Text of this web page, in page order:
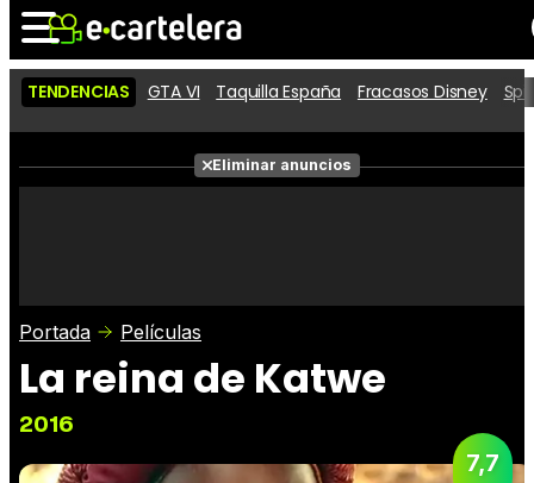
Noticias Cartelera
Películas
Críticas
TENDENCIAS GTA VI Taquilla España Fracasos Disney
Eliminar anuncios
Portada Películas
La reina de Katwe
2016
7,7